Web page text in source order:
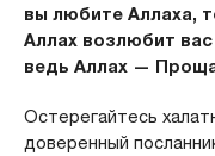
вы любите Аллаха,
Аллах возлюбит
ведь Аллах —
Остерегайтесь
доверенный